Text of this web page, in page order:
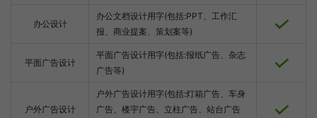
办公设计
办公文档设计用字(包括:PPT、工作汇
报、商业提案、策划案等)
平面广告设计
平面广告设计用字(包括:报纸广告、杂志
广告等)
户外广告设计
户外广告设计用字(包括:灯箱广告、车身
广告、楼宇广告、立柱广告、站台广告